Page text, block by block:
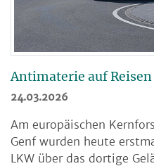
Antimaterie auf Reisen
24.03.2026
Am europäischen
Genf wurden heute
LKW über das dortige